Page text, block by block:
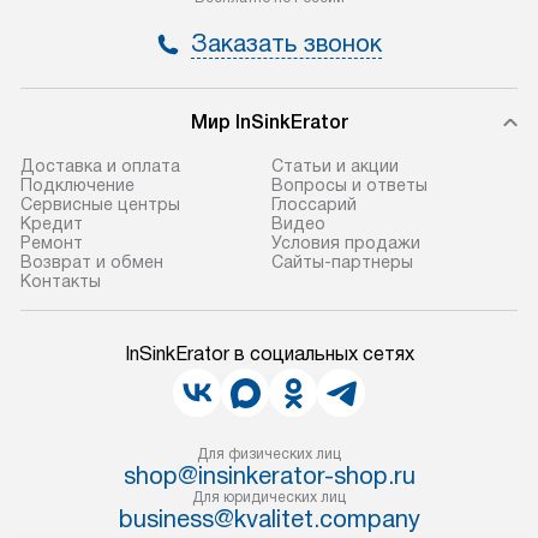
Заказать звонок
Мир InSinkErator
Доставка и оплата
Подключение
Сервисные центры
Кредит
Ремонт
Возврат и обмен
Контакты
Статьи и акции
Вопросы и ответы
Глоссарий
Видео
Условия продажи
Сайты-партнеры
InSinkErator в социальных сетях
Для физических лиц
shop@insinkerator-shop.ru
Для юридических лиц
business@kvalitet.company